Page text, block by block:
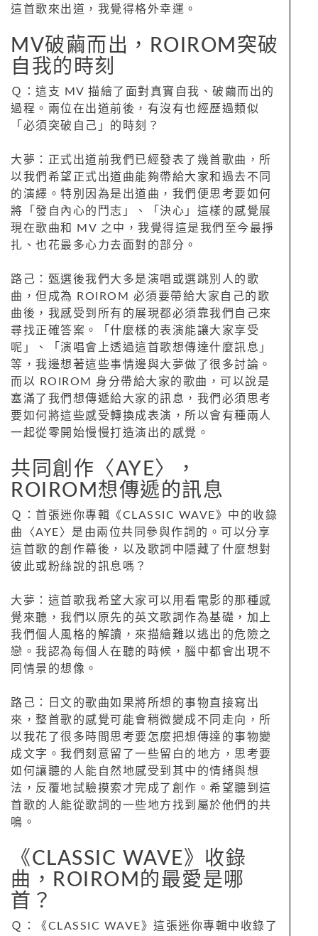
這首歌來出道，我覺得格外幸運。
MV破繭而出，ROIROM突破
自我的時刻
Ｑ：這支 MV 描繪了面對真實自我、破繭而出的
過程。兩位在出道前後，有沒有也經歷過類似
「必須突破自己」的時刻？
大夢：正式出道前我們已經發表了幾首歌曲，所
以我們希望正式出道曲能夠帶給大家和過去不同
的演繹。特別因為是出道曲，我們便思考要如何
將「發自內心的鬥志」、「決心」這樣的感覺展
現在歌曲和 MV 之中，我覺得這是我們至今最掙
扎、也花最多心力去面對的部分。
路己：甄選後我們大多是演唱或選跳別人的歌
曲，但成為 ROIROM 必須要帶給大家自己的歌
曲後，我感受到所有的展現都必須靠我們自己來
尋找正確答案。「什麼樣的表演能讓大家享受
呢」、「演唱會上透過這首歌想傳達什麼訊息」
等，我邊想著這些事情邊與大夢做了很多討論。
而以 ROIROM 身分帶給大家的歌曲，可以說是
塞滿了我們想傳遞給大家的訊息，我們必須思考
要如何將這些感受轉換成表演，所以會有種兩人
一起從零開始慢慢打造演出的感覺。
共同創作〈AYE〉，
ROIROM想傳遞的訊息
Ｑ：首張迷你專輯《CLASSIC WAVE》中的收錄
曲〈AYE〉是由兩位共同參與作詞的。可以分享
這首歌的創作幕後，以及歌詞中隱藏了什麼想對
彼此或粉絲說的訊息嗎？
大夢：這首歌我希望大家可以用看電影的那種感
覺來聽，我們以原先的英文歌詞作為基礎，加上
我們個人風格的解讀，來描繪難以逃出的危險之
戀。我認為每個人在聽的時候，腦中都會出現不
同情景的想像。
路己：日文的歌曲如果將所想的事物直接寫出
來，整首歌的感覺可能會稍微變成不同走向，所
以我花了很多時間思考要怎麼把想傳達的事物變
成文字。我們刻意留了一些留白的地方，思考要
如何讓聽的人能自然地感受到其中的情緒與想
法，反覆地試驗摸索才完成了創作。希望聽到這
首歌的人能從歌詞的一些地方找到屬於他們的共
鳴。
《CLASSIC WAVE》收錄
曲，ROIROM的最愛是哪
首？
Ｑ：《CLASSIC WAVE》這張迷你專輯中收錄了